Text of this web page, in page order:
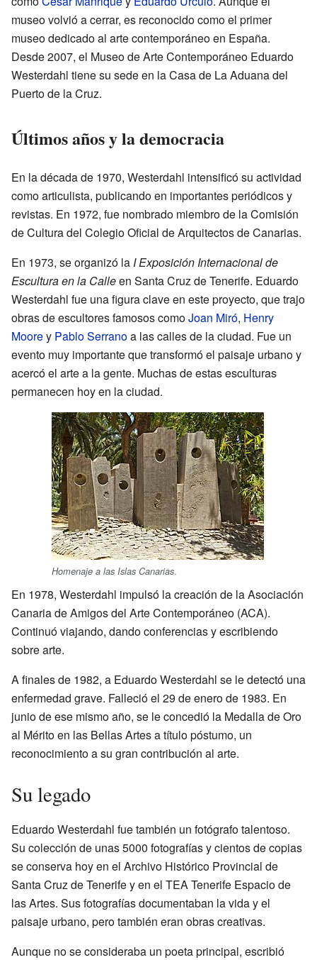
museo volvió a cerrar, es reconocido como el primer
museo dedicado al arte contemporáneo en España.
Desde 2007, el Museo de Arte Contemporáneo Eduardo
Westerdahl tiene su sede en la Casa de La Aduana del
Puerto de la Cruz.
Últimos años y la democracia
En la década de 1970, Westerdahl intensificó su actividad
como articulista, publicando en importantes periódicos y
revistas. En 1972, fue nombrado miembro de la Comisión
de Cultura del Colegio Oficial de Arquitectos de Canarias.
En 1973, se organizó la I Exposición Internacional de
Escultura en la Calleen Santa Cruz de Tenerife. Eduardo
Westerdahl fue una figura clave en este proyecto, que trajo
obras de escultores famosos comoJoan Miró, Henry
Moorey Pablo Serranoa las calles de la ciudad. Fue un
evento muy importante que transformó el paisaje urbano y
acercó el arte a la gente. Muchas de estas esculturas
permanecen hoy en la ciudad.
Homenaje a las Islas Canarias.
En 1978, Westerdahl impulsó la creación de la Asociación
Canaria de Amigos del Arte Contemporáneo (ACA).
Continuó viajando, dando conferencias y escribiendo
sobre arte.
A finales de 1982, a Eduardo Westerdahl se le detectó una
enfermedad grave. Falleció el 29 de enero de 1983. En
junio de ese mismo año, se le concedió la Medalla de Oro
al Mérito en las Bellas Artes a título póstumo, un
reconocimiento a su gran contribución al arte.
Su legado
Eduardo Westerdahl fue también un fotógrafo talentoso.
Su colección de unas 5000 fotografías y cientos de copias
se conserva hoy en el Archivo Histórico Provincial de
Santa Cruz de Tenerife y en el TEA Tenerife Espacio de
las Artes. Sus fotografías documentaban la vida y el
paisaje urbano, pero también eran obras creativas.
Aunque no se consideraba un poeta principal, escribió